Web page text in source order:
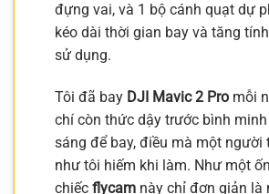
đựng vai, và 1 bộ cánh quạt dự
kéo dài thời gian bay và tăng
sử dụng.
Tôi đã bay DJI Mavic 2 Pro mỗi
chí còn thức dậy trước bình
sáng để bay, điều mà một người
như tôi hiếm khi làm. Như một
chiếc flycam này chỉ đơn giản là